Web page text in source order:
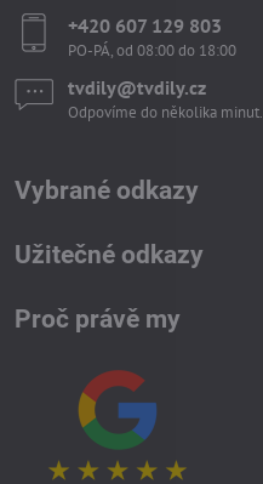
+420 607 129 803
PO-PÁ, od 08:00 do 18:00
tvdily​@tvdily​.cz
Odpovíme do několika minut.
Vybrané odkazy
Užitečné odkazy
Proč právě my